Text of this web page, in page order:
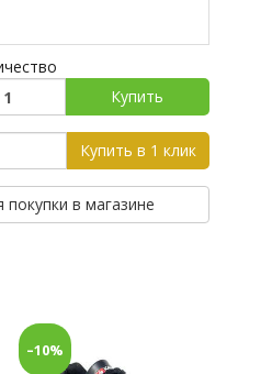
Купить
Купить в 1 клик
в магазине
–10%